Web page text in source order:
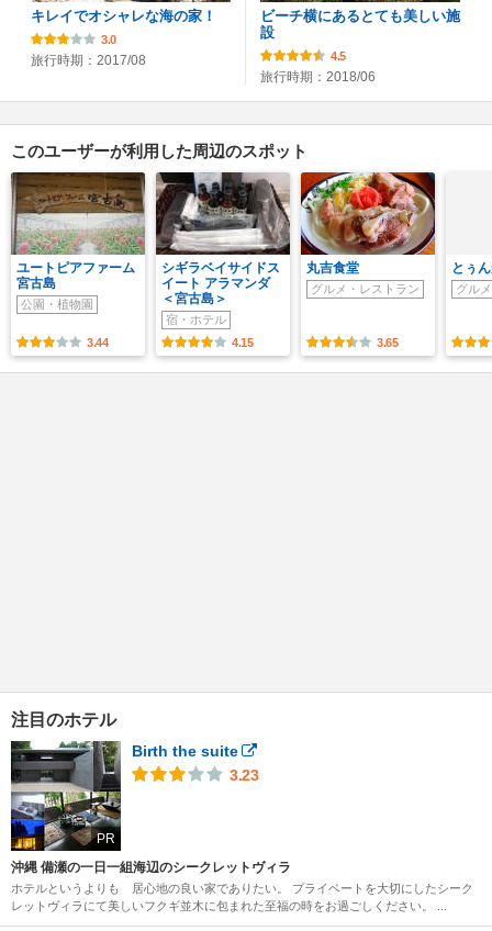
キレイでオシャレな海の家！
3.0
旅行時期：2017/08
ビーチ横にあるとても美しい施
設
4.5
旅行時期：2018/06
このユーザーが利用した周辺のスポット
ユートピアファーム
宮古島
公園・植物園
3.44
シギラベイサイドス
イート アラマンダ
＜宮古島＞
宿・ホテル
4.15
丸吉食堂
グルメ・レストラン
3.65
とぅ
グル
注目のホテル
PR
Birth the suite
3.23
沖縄 備瀬の一日一組海辺のシークレットヴィラ
ホテルというよりも 居心地の良い家でありたい。 プライベートを大切にしたシーク
レットヴィラにて美しいフクギ並木に包まれた至福の時をお過ごしください。 ...